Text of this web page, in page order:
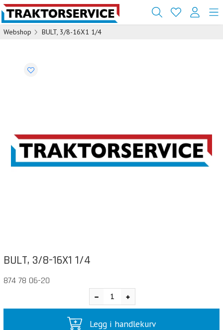
Webshop BULT, 3/8-16X1 1/4
BULT, 3/8-16X1 1/4
874 78 06-20
Legg i handlekurv